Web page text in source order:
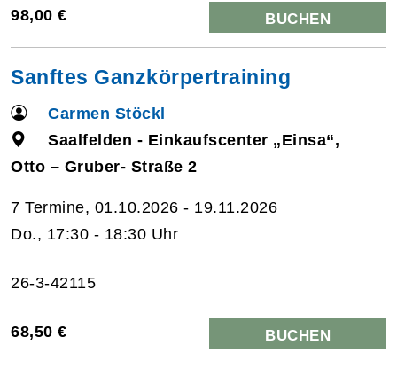
98,00 € BUCHEN
Sanftes Ganzkörpertraining
Carmen Stöckl
Saalfelden - Einkaufscenter „Einsa“,
Otto – Gruber- Straße 2
7 Termine, 01.10.2026 - 19.11.2026
Do., 17:30 - 18:30 Uhr
26-3-42115
68,50 € BUCHEN